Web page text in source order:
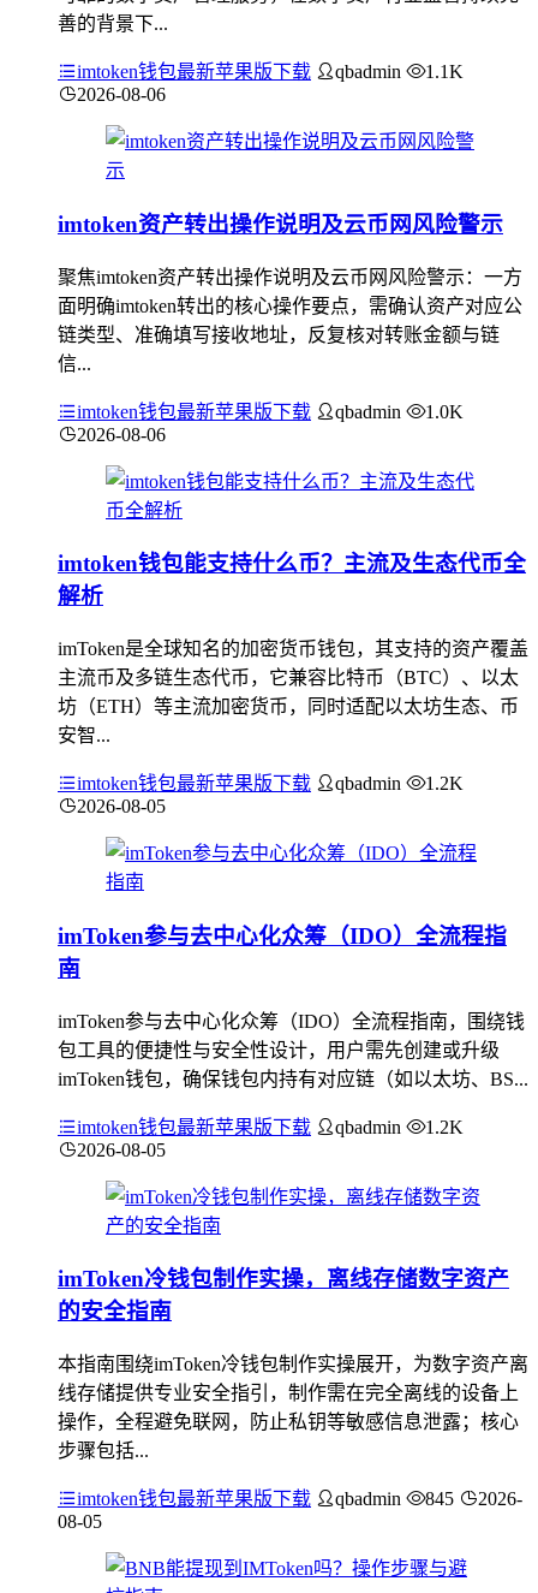
善的背景下...
imtoken钱包最新苹果版下载 qbadmin
1.1K
2026-08-06
imtoken资产转出操作说明及云币网风险警示
聚焦imtoken资产转出操作说明及云币网风险警示：一方
面明确imtoken转出的核心操作要点，需确认资产对应公
链类型、准确填写接收地址，反复核对转账金额与链
信...
imtoken钱包最新苹果版下载 qbadmin
1.0K
2026-08-06
imtoken钱包能支持什么币？主流及生态代币全
解析
imToken是全球知名的加密货币钱包，其支持的资产覆盖
主流币及多链生态代币，它兼容比特币（BTC）、以太
坊（ETH）等主流加密货币，同时适配以太坊生态、币
安智...
imtoken钱包最新苹果版下载 qbadmin
1.2K
2026-08-05
imToken参与去中心化众筹（IDO）全流程指
南
imToken参与去中心化众筹（IDO）全流程指南，围绕钱
包工具的便捷性与安全性设计，用户需先创建或升级
imToken钱包，确保钱包内持有对应链（如以太坊、BS...
imtoken钱包最新苹果版下载 qbadmin
1.2K
2026-08-05
imToken冷钱包制作实操，离线存储数字资产
的安全指南
本指南围绕imToken冷钱包制作实操展开，为数字资产离
线存储提供专业安全指引，制作需在完全离线的设备上
操作，全程避免联网，防止私钥等敏感信息泄露；核心
步骤包括...
imtoken钱包最新苹果版下载 qbadmin 845
2026-
08-05